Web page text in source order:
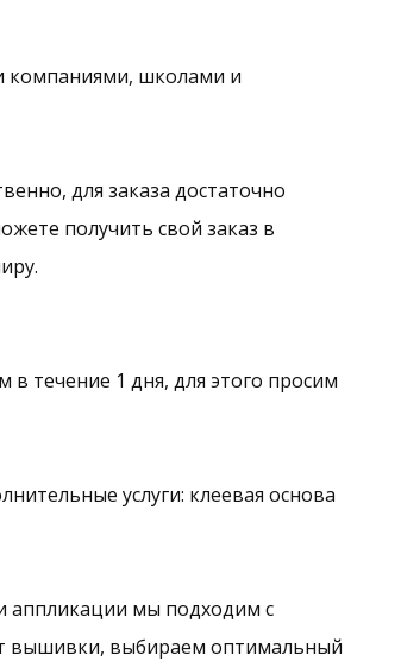
компаниями, школами и
для заказа достаточно
получить свой заказ в
течение 1 дня, для этого просим
услуги: клеевая основа
аппликации мы подходим с
вышивки, выбираем оптимальный